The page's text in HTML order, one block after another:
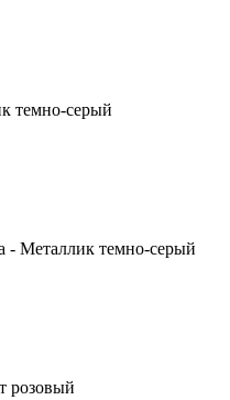
темно-серый
- Металлик темно-серый
розовый